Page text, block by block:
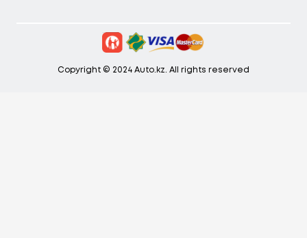
Copyright © 2024 Auto.kz. All rights reserved